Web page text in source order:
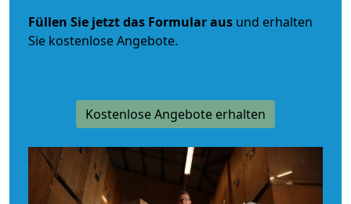
Füllen Sie jetzt das Formular aus und erhalten
Sie kostenlose Angebote.
Kostenlose Angebote erhalten